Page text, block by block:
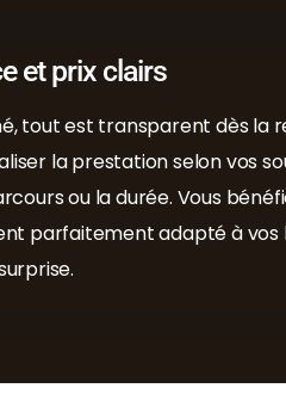
et prix clairs
tout est transparent dès la
la prestation selon vos
ou la durée. Vous
parfaitement adapté à vos